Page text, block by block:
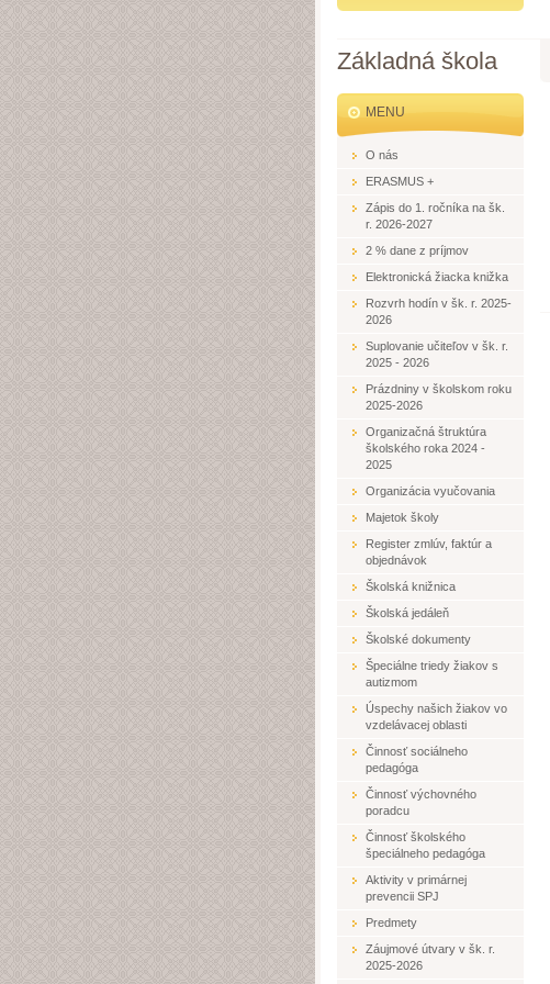
Základná škola
MENU
O nás
ERASMUS +
Zápis do 1. ročníka na šk.
r. 2026-2027
2 % dane z príjmov
Elektronická žiacka knižka
Rozvrh hodín v šk. r. 2025-
2026
Suplovanie učiteľov v šk. r.
2025 - 2026
Prázdniny v školskom roku
2025-2026
Organizačná štruktúra
školského roka 2024 -
2025
Organizácia vyučovania
Majetok školy
Register zmlúv, faktúr a
objednávok
Školská knižnica
Školská jedáleň
Školské dokumenty
Špeciálne triedy žiakov s
autizmom
Úspechy našich žiakov vo
vzdelávacej oblasti
Činnosť sociálneho
pedagóga
Činnosť výchovného
poradcu
Činnosť školského
špeciálneho pedagóga
Aktivity v primárnej
prevencii SPJ
Predmety
Záujmové útvary v šk. r.
2025-2026